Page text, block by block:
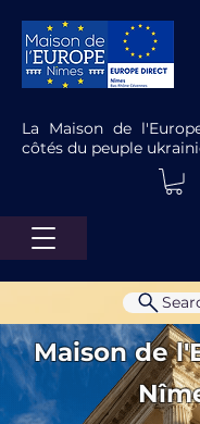
La Maison de
côtés du peuple
Maison de